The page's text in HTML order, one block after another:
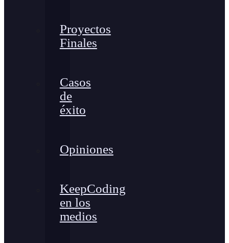
Proyectos
Finales
Casos
de
éxito
Opiniones
KeepCoding
en los
medios